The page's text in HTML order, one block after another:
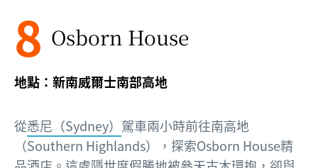
8 Osborn House
地點：新南威爾士南部高地
從悉尼（Sydney） 駕車兩小時前往南高地
（Southern Highlands），探索Osborn House精